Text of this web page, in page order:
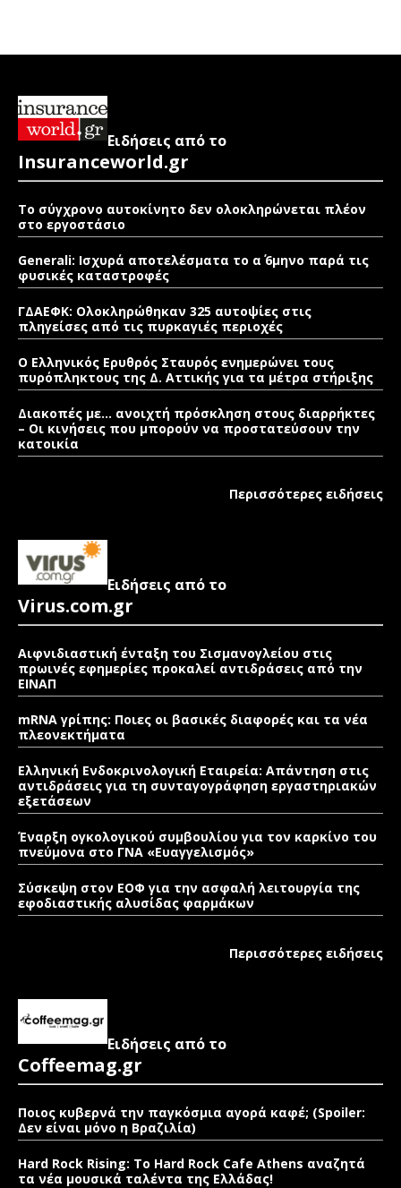
Ειδήσεις από το
Insuranceworld.gr
Το σύγχρονο αυτοκίνητο δεν ολοκληρώνεται πλέον
στο εργοστάσιο
Generali: Ισχυρά αποτελέσματα το α΄ 6μηνο παρά τις
φυσικές καταστροφές
ΓΔΑΕΦΚ: Ολοκληρώθηκαν 325 αυτοψίες στις
πληγείσες από τις πυρκαγιές περιοχές
Ο Ελληνικός Ερυθρός Σταυρός ενημερώνει τους
πυρόπληκτους της Δ. Αττικής για τα μέτρα στήριξης
Διακοπές με… ανοιχτή πρόσκληση στους διαρρήκτες
– Οι κινήσεις που μπορούν να προστατεύσουν την
κατοικία
Περισσότερες ειδήσεις
Ειδήσεις από το
Virus.com.gr
Αιφνιδιαστική ένταξη του Σισμανογλείου στις
πρωινές εφημερίες προκαλεί αντιδράσεις από την
ΕΙΝΑΠ
mRNA γρίπης: Ποιες οι βασικές διαφορές και τα νέα
πλεονεκτήματα
Ελληνική Ενδοκρινολογική Εταιρεία: Απάντηση στις
αντιδράσεις για τη συνταγογράφηση εργαστηριακών
εξετάσεων
Έναρξη ογκολογικού συμβουλίου για τον καρκίνο του
πνεύμονα στο ΓΝΑ «Ευαγγελισμός»
Σύσκεψη στον ΕΟΦ για την ασφαλή λειτουργία της
εφοδιαστικής αλυσίδας φαρμάκων
Περισσότερες ειδήσεις
Ειδήσεις από το
Coffeemag.gr
Ποιος κυβερνά την παγκόσμια αγορά καφέ; (Spoiler:
Δεν είναι μόνο η Βραζιλία)
Hard Rock Rising: Το Hard Rock Cafe Athens αναζητά
τα νέα μουσικά ταλέντα της Ελλάδας!